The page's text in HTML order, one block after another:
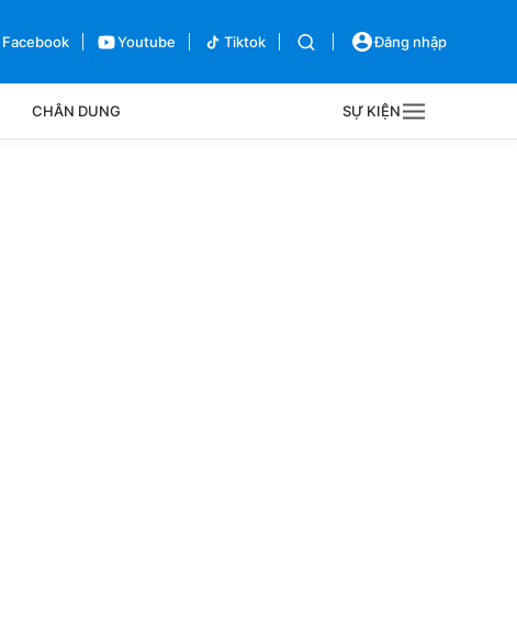
Facebook Youtube Tiktok Đăng nhập
CHÂN DUNG SỰ KIỆN